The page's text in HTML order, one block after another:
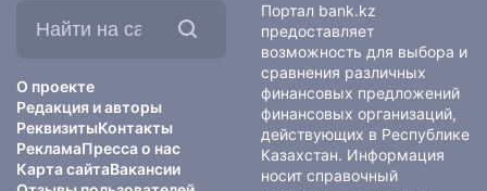
О проекте
Редакция и авторы
РеквизитыКонтакты
РекламаПресса о нас
Карта сайтаВакансии
Портал bank.kz
предоставляет
возможность для выбора и
сравнения различных
финансовых предложений
финансовых организаций,
действующих в Республике
Казахстан. Информация
носит справочный